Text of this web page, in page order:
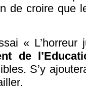
de croire que
«
de
S’y